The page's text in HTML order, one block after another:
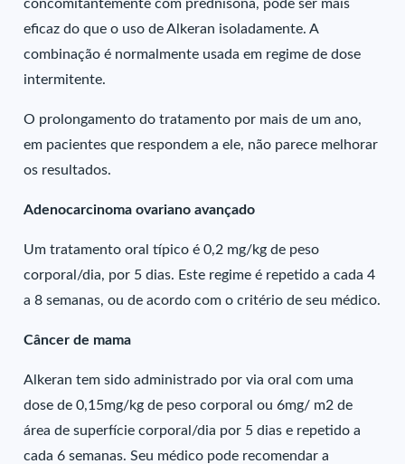
concomitantemente com prednisona, pode ser mais
eficaz do que o uso de Alkeran isoladamente. A
combinação é normalmente usada em regime de dose
intermitente.
O prolongamento do tratamento por mais de um ano,
em pacientes que respondem a ele, não parece melhorar
os resultados.
Adenocarcinoma ovariano avançado
Um tratamento oral típico é 0,2 mg/kg de peso
corporal/dia, por 5 dias. Este regime é repetido a cada 4
a 8 semanas, ou de acordo com o critério de seu médico.
Câncer de mama
Alkeran tem sido administrado por via oral com uma
dose de 0,15mg/kg de peso corporal ou 6mg/ m2 de
área de superfície corporal/dia por 5 dias e repetido a
cada 6 semanas. Seu médico pode recomendar a